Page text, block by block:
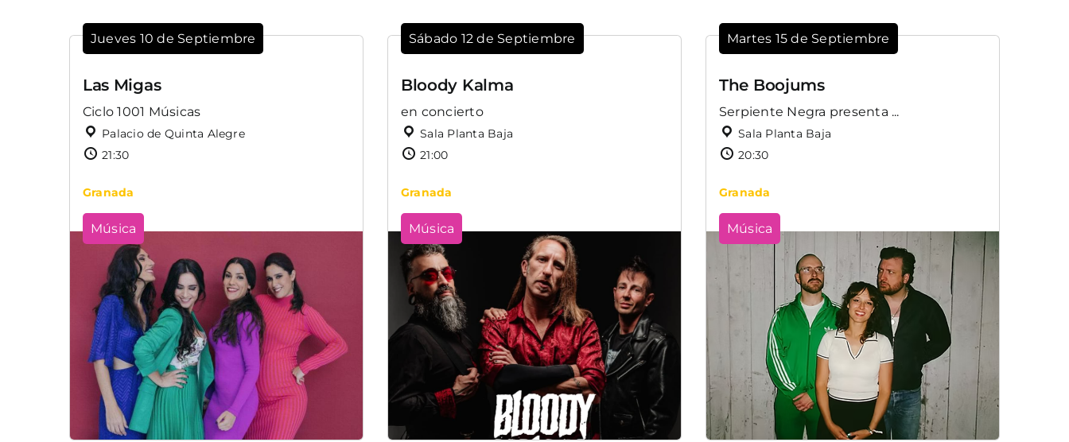
Jueves 10 de Septiembre
Las Migas
Ciclo 1001 Músicas
Palacio de Quinta Alegre
21:30
Granada
Música
Sábado 12 de Septiembre
Bloody Kalma
en concierto
Sala Planta Baja
21:00
Granada
Música
Martes 15 de Septiembre
The Boojums
Serpiente Negra presenta ...
Sala Planta Baja
20:30
Granada
Música